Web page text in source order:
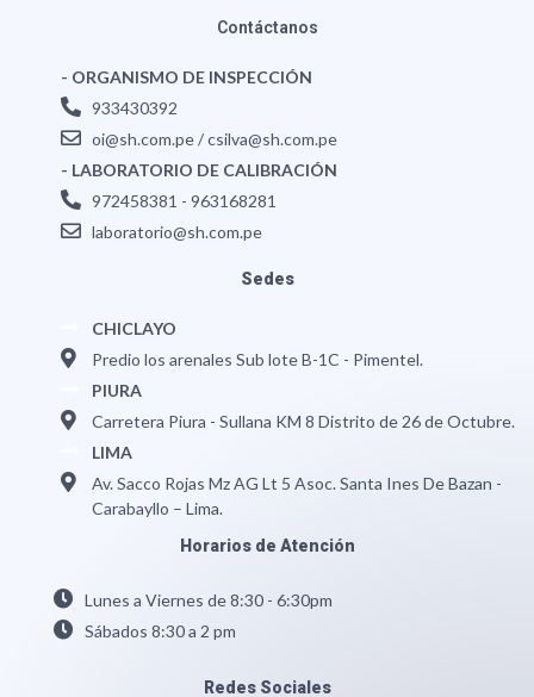
Contáctanos
- ORGANISMO DE INSPECCIÓN
933430392
oi@sh.com.pe / csilva@sh.com.pe
- LABORATORIO DE CALIBRACIÓN
972458381 - 963168281
laboratorio@sh.com.pe
Sedes
CHICLAYO
Predio los arenales Sub lote B-1C - Pimentel.
PIURA
Carretera Piura - Sullana KM 8 Distrito de 26 de Octubre.
LIMA
Av. Sacco Rojas Mz AG Lt 5 Asoc. Santa Ines De Bazan -
Carabayllo – Lima.
Horarios de Atención
Lunes a Viernes de 8:30 - 6:30pm
Sábados 8:30 a 2 pm
Redes Sociales
ÁREA DE
ORGANISMO DE INSPECCIÓN
LABORATORIO DE CALIBRACIÓN